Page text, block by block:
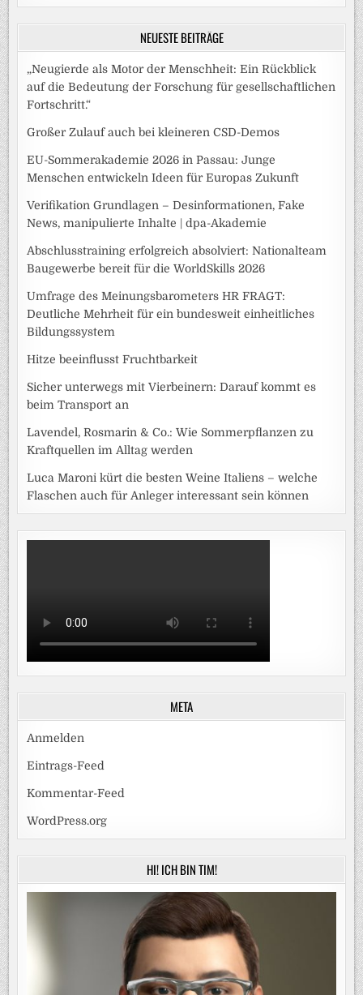
NEUESTE BEITRÄGE
„Neugierde als Motor der Menschheit: Ein Rückblick
auf die Bedeutung der Forschung für gesellschaftlichen
Fortschritt.“
Großer Zulauf auch bei kleineren CSD-Demos
EU-Sommerakademie 2026 in Passau: Junge
Menschen entwickeln Ideen für Europas Zukunft
Verifikation Grundlagen – Desinformationen, Fake
News, manipulierte Inhalte | dpa-Akademie
Abschlusstraining erfolgreich absolviert: Nationalteam
Baugewerbe bereit für die WorldSkills 2026
Umfrage des Meinungsbarometers HR FRAGT:
Deutliche Mehrheit für ein bundesweit einheitliches
Bildungssystem
Hitze beeinflusst Fruchtbarkeit
Sicher unterwegs mit Vierbeinern: Darauf kommt es
beim Transport an
Lavendel, Rosmarin & Co.: Wie Sommerpflanzen zu
Kraftquellen im Alltag werden
Luca Maroni kürt die besten Weine Italiens – welche
Flaschen auch für Anleger interessant sein können
META
Anmelden
Eintrags-Feed
Kommentar-Feed
WordPress.org
HI! ICH BIN TIM!